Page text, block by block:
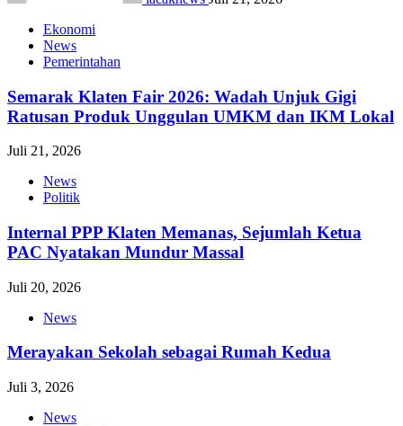
Ekonomi
News
Pemerintahan
Semarak Klaten Fair 2026: Wadah Unjuk Gigi
Ratusan Produk Unggulan UMKM dan IKM Lokal
Juli 21, 2026
News
Politik
Internal PPP Klaten Memanas, Sejumlah Ketua
PAC Nyatakan Mundur Massal
Juli 20, 2026
News
Merayakan Sekolah sebagai Rumah Kedua
Juli 3, 2026
News